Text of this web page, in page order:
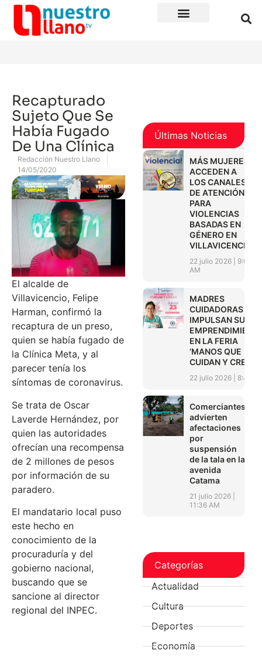
Recapturado
Sujeto Que Se
Había Fugado
De Una Clínica
Redacción Nuestro Llano
14/05/2020
El alcalde de
Villavicencio, Felipe
Harman, confirmó la
recaptura de un preso,
quien se había fugado de
la Clínica Meta, y al
parecer tenía los
síntomas de coronavirus.
Se trata de Oscar
Laverde Hernández, por
quien las autoridades
ofrecían una recompensa
de 2 millones de pesos
por información de su
paradero.
El mandatario local puso
este hecho en
conocimiento de la
procuraduría y del
gobierno nacional,
buscando que se
sancione al director
regional del INPEC.
Últimas Noticias
MÁS MUJERES
ACCEDEN A
LOS CANALES
DE ATENCIÓN
PARA
VIOLENCIAS
BASADAS EN
GÉNERO EN
VILLAVICENCIO
22 julio 2026
9:01
AM
MADRES
CUIDADORAS
IMPULSAN SUS
EN LA FERIA
‘MANOS QUE
CUIDAN Y CREAN’
22 julio 2026 8:45
Comerciantes
advierten
afectaciones
por
suspensión
de la tala en la
avenida
Catama
21 julio 2026
11:36 AM
Categorías
Actualidad
Cultura
Deportes
Economía